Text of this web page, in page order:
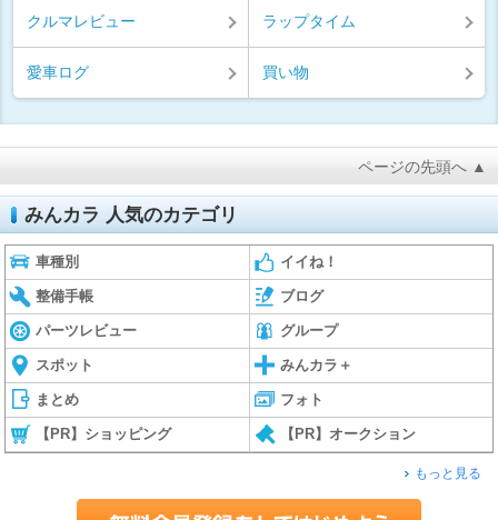
クルマレビュー ラップタイム
愛車ログ 買い物
ページの先頭へ ▲
みんカラ 人気のカテゴリ
車種別 イイね！
整備手帳 ブログ
パーツレビュー グループ
スポット みんカラ＋
まとめ フォト
【PR】ショッピング 【PR】オークション
もっと見る